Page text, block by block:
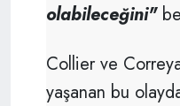
olabileceğini"
Collier ve
yaşanan bu